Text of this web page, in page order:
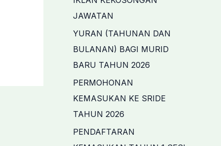
JAWATAN
YURAN (TAHUNAN DAN
BULANAN) BAGI MURID
BARU TAHUN 2026
PERMOHONAN
KEMASUKAN KE SRIDE
TAHUN 2026
PENDAFTARAN